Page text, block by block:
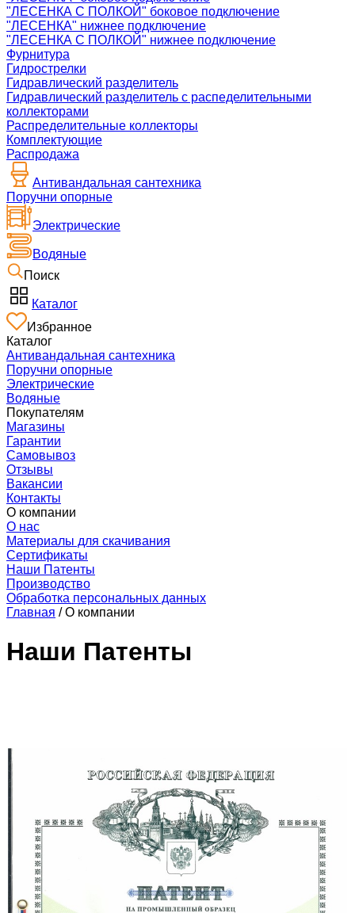
"ЛЕСЕНКА С ПОЛКОЙ" боковое подключение
"ЛЕСЕНКА" нижнее подключение
"ЛЕСЕНКА С ПОЛКОЙ" нижнее подключение
Фурнитура
Гидрострелки
Гидравлический разделитель
Гидравлический разделитель с распеделительными
коллекторами
Распределительные коллекторы
Комплектующие
Распродажа
Антивандальная сантехника
Поручни опорные
Электрические
Водяные
Поиск
Каталог
Избранное
Каталог
Антивандальная сантехника
Поручни опорные
Электрические
Водяные
Покупателям
Магазины
Гарантии
Самовывоз
Отзывы
Вакансии
Контакты
О компании
О нас
Материалы для скачивания
Сертификаты
Наши Патенты
Производство
Обработка персональных данных
Главная /О компании
Наши Патенты